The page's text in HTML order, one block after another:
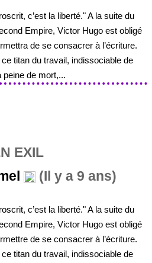
c’est la liberté." A la suite du
Empire, Victor Hugo est obligé
de se consacrer à l’écriture.
titan du travail, indissociable de
de mort,...
EXIL
(Il y a 9 ans)
c’est la liberté." A la suite du
Empire, Victor Hugo est obligé
de se consacrer à l’écriture.
titan du travail, indissociable de